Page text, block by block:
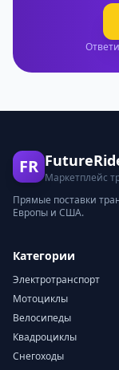
FR
Маркетплейс
Прямые поставки
Европы и США.
Категории
Электротранспорт
Мотоциклы
Велосипеды
Квадроциклы
Снегоходы